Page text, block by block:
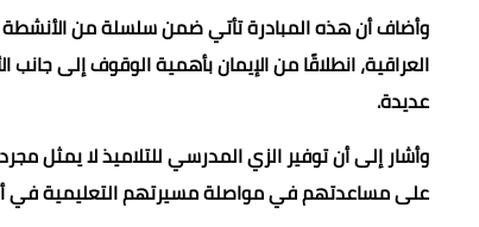
وأضاف أن هذه المبادرة تأتي ضمن سلسلة من
العراقية، انطلاقًا من الإيمان بأهمية الوقوف إلى
عديدة.
وأشار إلى أن توفير الزي المدرسي للتلاميذ لا يمثل
على مساعدتهم في مواصلة مسيرتهم التعليمية في